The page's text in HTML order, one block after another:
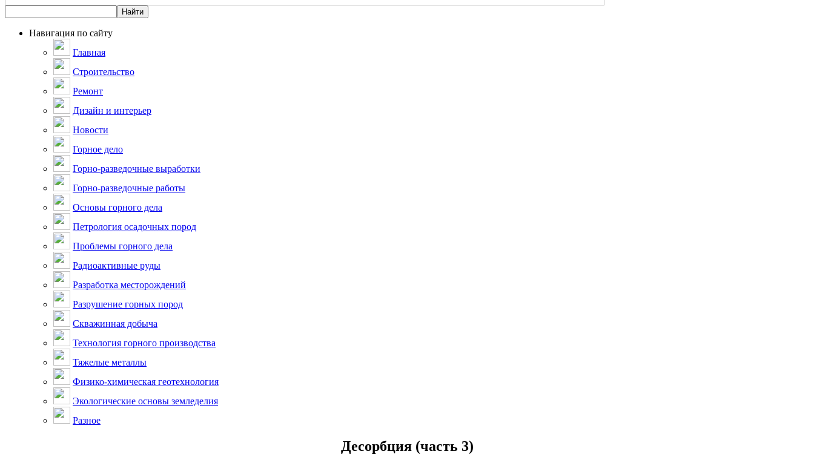
Навигация по сайту
Главная
Строительство
Ремонт
Дизайн и интерьер
Новости
Горное дело
Горно-разведочные выработки
Горно-разведочные работы
Основы горного дела
Петрология осадочных пород
Проблемы горного дела
Радиоактивные руды
Разработка месторождений
Разрушение горных пород
Скважинная добыча
Технология горного производства
Тяжелые металлы
Физико-химическая геотехнология
Экологические основы земледелия
Разное
Десорбция (часть 3)